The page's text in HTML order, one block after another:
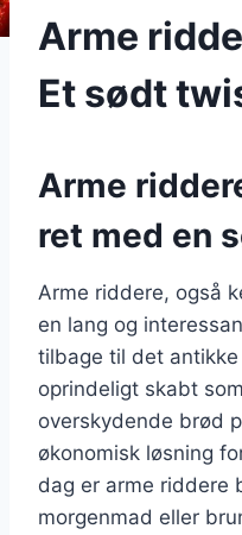
Arme
Et sødt
Arme
ret med en
Arme riddere, også
en lang og
tilbage til det
oprindeligt skabt
overskydende brød
økonomisk løsning
dag er arme riddere
morgenmad eller